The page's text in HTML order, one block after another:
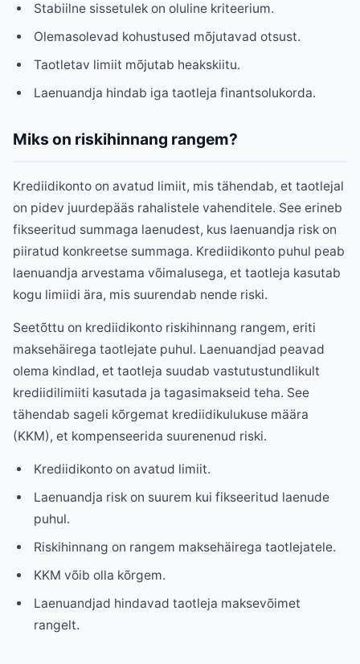
Stabiilne sissetulek on oluline kriteerium.
Olemasolevad kohustused mõjutavad otsust.
Taotletav limiit mõjutab heakskiitu.
Laenuandja hindab iga taotleja finantsolukorda.
Miks on riskihinnang rangem?
Krediidikonto on avatud limiit, mis tähendab, et taotlejal
on pidev juurdepääs rahalistele vahenditele. See erineb
fikseeritud summaga laenudest, kus laenuandja risk on
piiratud konkreetse summaga. Krediidikonto puhul peab
laenuandja arvestama võimalusega, et taotleja kasutab
kogu limiidi ära, mis suurendab nende riski.
Seetõttu on krediidikonto riskihinnang rangem, eriti
maksehäirega taotlejate puhul. Laenuandjad peavad
olema kindlad, et taotleja suudab vastutustundlikult
krediidilimiiti kasutada ja tagasimakseid teha. See
tähendab sageli kõrgemat krediidikulukuse määra
(KKM), et kompenseerida suurenenud riski.
Krediidikonto on avatud limiit.
Laenuandja risk on suurem kui fikseeritud laenude
puhul.
Riskihinnang on rangem maksehäirega taotlejatele.
KKM võib olla kõrgem.
Laenuandjad hindavad taotleja maksevõimet
rangelt.